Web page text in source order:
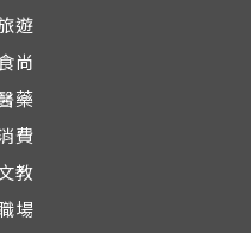
遊
尚
藥
費
教
場